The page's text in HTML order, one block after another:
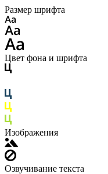
Размер шрифта
Цвет фона и шрифта
Изображения
Озвучивание текста